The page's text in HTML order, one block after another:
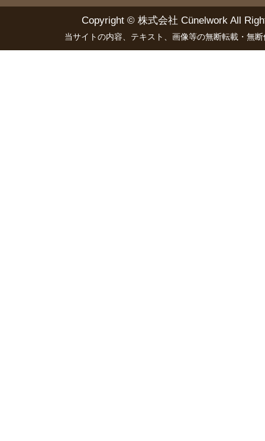
Copyright © 株式会社 Cünelwork All
当サイトの内容、テキスト、画像等の無断転載・無